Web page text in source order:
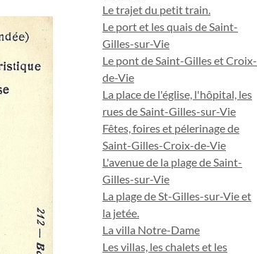
Le trajet du petit train.
Le port et les quais de Saint-
Gilles-sur-Vie
Le pont de Saint-Gilles et Croix-
de-Vie
La place de l'église, l'hôpital, les
rues de Saint-Gilles-sur-Vie
Fêtes, foires et pélerinage de
Saint-Gilles-Croix-de-Vie
L'avenue de la plage de Saint-
Gilles-sur-Vie
La plage de St-Gilles-sur-Vie et
la jetée.
La villa Notre-Dame
Les villas, les chalets et les